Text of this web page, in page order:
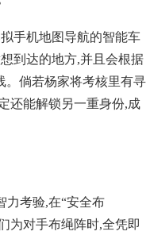
手机地图导航的智能车
到达的地方,并且会根据
。倘若杨家将考核里有寻
还能解锁另一重身份,成
力考验,在“安全布
为对手布绳阵时,全凭即